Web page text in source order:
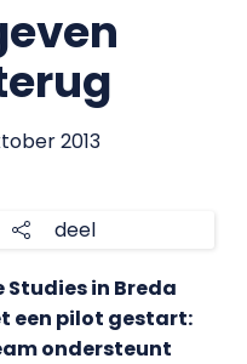
2013
deel
Studies in Breda
een pilot gestart:
ondersteunt